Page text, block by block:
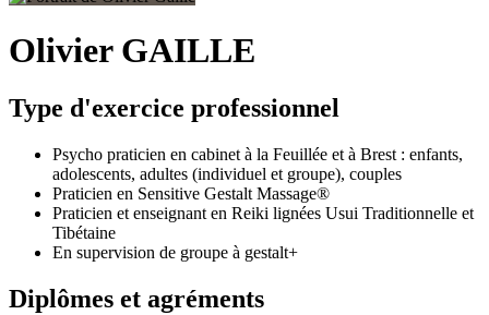
Olivier GAILLE
Type d'exercice professionnel
Psycho praticien en cabinet à la Feuillée et à Brest : enfants,
adolescents, adultes (individuel et groupe), couples
Praticien en Sensitive Gestalt Massage®
Praticien et enseignant en Reiki lignées Usui Traditionnelle et
Tibétaine
En supervision de groupe à gestalt+
Diplômes et agréments